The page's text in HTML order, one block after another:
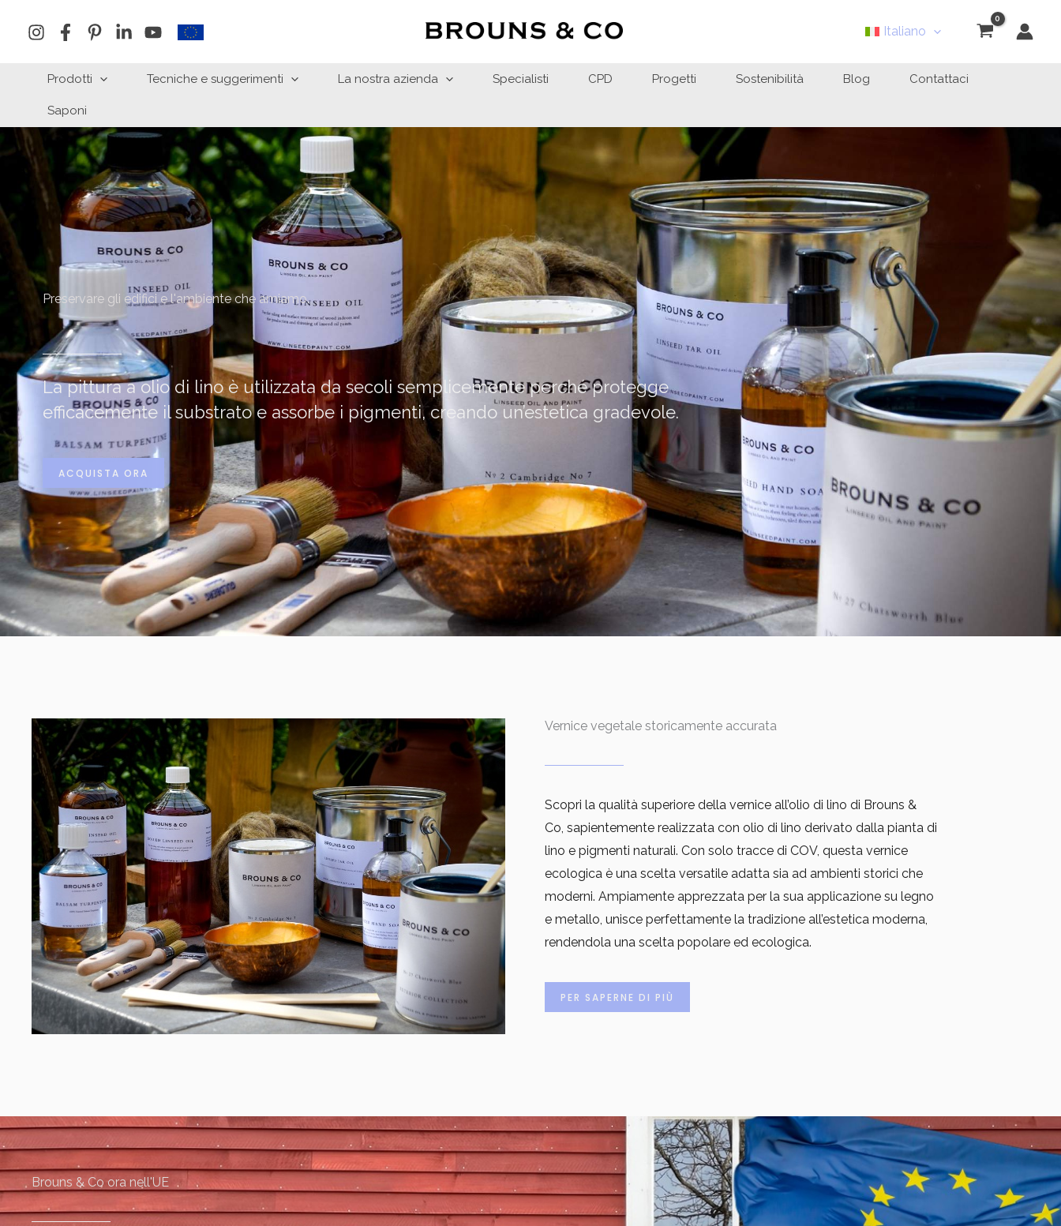
Italiano
Prodotti Tecniche e suggerimenti La nostra azienda Specialisti CPD Progetti Sostenibilità Blog Contattaci
Saponi
Preservare gli edifici e l'ambiente che amiamo.
La pittura a olio di lino è utilizzata da secoli semplicemente perché protegge
efficacemente il substrato e assorbe i pigmenti, creando un’estetica gradevole.
ACQUISTA ORA
Vernice vegetale storicamente accurata
Scopri la qualità superiore della vernice all’olio di lino di Brouns &
Co, sapientemente realizzata con olio di lino derivato dalla pianta di
lino e pigmenti naturali. Con solo tracce di COV, questa vernice
ecologica è una scelta versatile adatta sia ad ambienti storici che
moderni. Ampiamente apprezzata per la sua applicazione su legno
e metallo, unisce perfettamente la tradizione all’estetica moderna,
rendendola una scelta popolare ed ecologica.
PER SAPERNE DI PIÙ
Brouns & Co ora nell'UE